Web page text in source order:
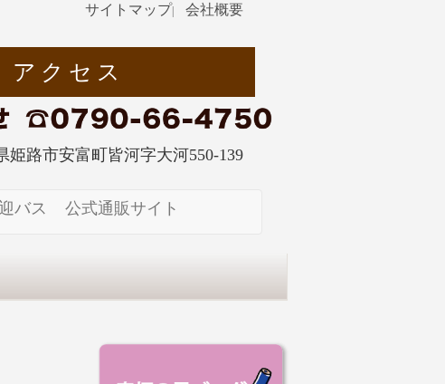
サイトマップ 会社概要
アクセス
姫路市安富町皆河字大河550-139
バス 公式通販サイト